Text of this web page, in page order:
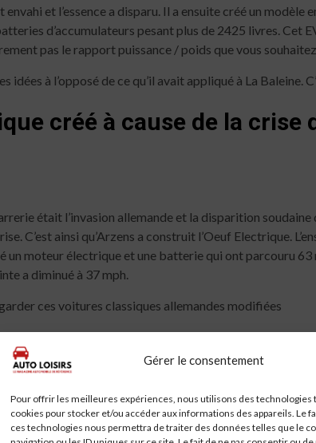
Gérer le consentement
Pour offrir les meilleures expériences, nous utilisons des technologies
cookies pour stocker et/ou accéder aux informations des appareils. Le
ces technologies nous permettra de traiter des données telles que le
et l’essence a disparu. Il a ensuite créé un
d’accumulateurs pesant plus de 2425 livres. Cet
pas le rapport puissance / poids que vous
idées à l’opposé de ce qu’il avait appliqué à La Baleine.
créé à cause de la crise
était l’invasion allemande et la disparition soudaine
C’est ainsi qu’Arzens a construit l’Oeuf Electrique.
un moteur électrique et une batterie qui ont parcouru
a diminué à 37 mph.
ces voitures classiques allemandes modifiées
de Paul Arzens